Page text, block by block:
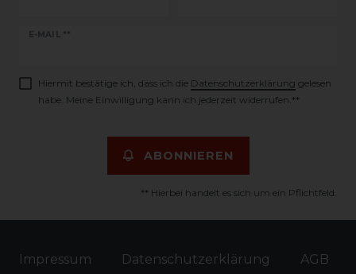
E-MAIL **
Newsletter
Hiermit bestätige ich, dass ich die Daten­schutz­erklärung gelesen
habe. Meine Einwilligung kann ich jederzeit widerrufen.**
ABONNIEREN
** Hierbei handelt es sich um ein Pflichtfeld.
Impressum Daten­schutz­erklärung AGB